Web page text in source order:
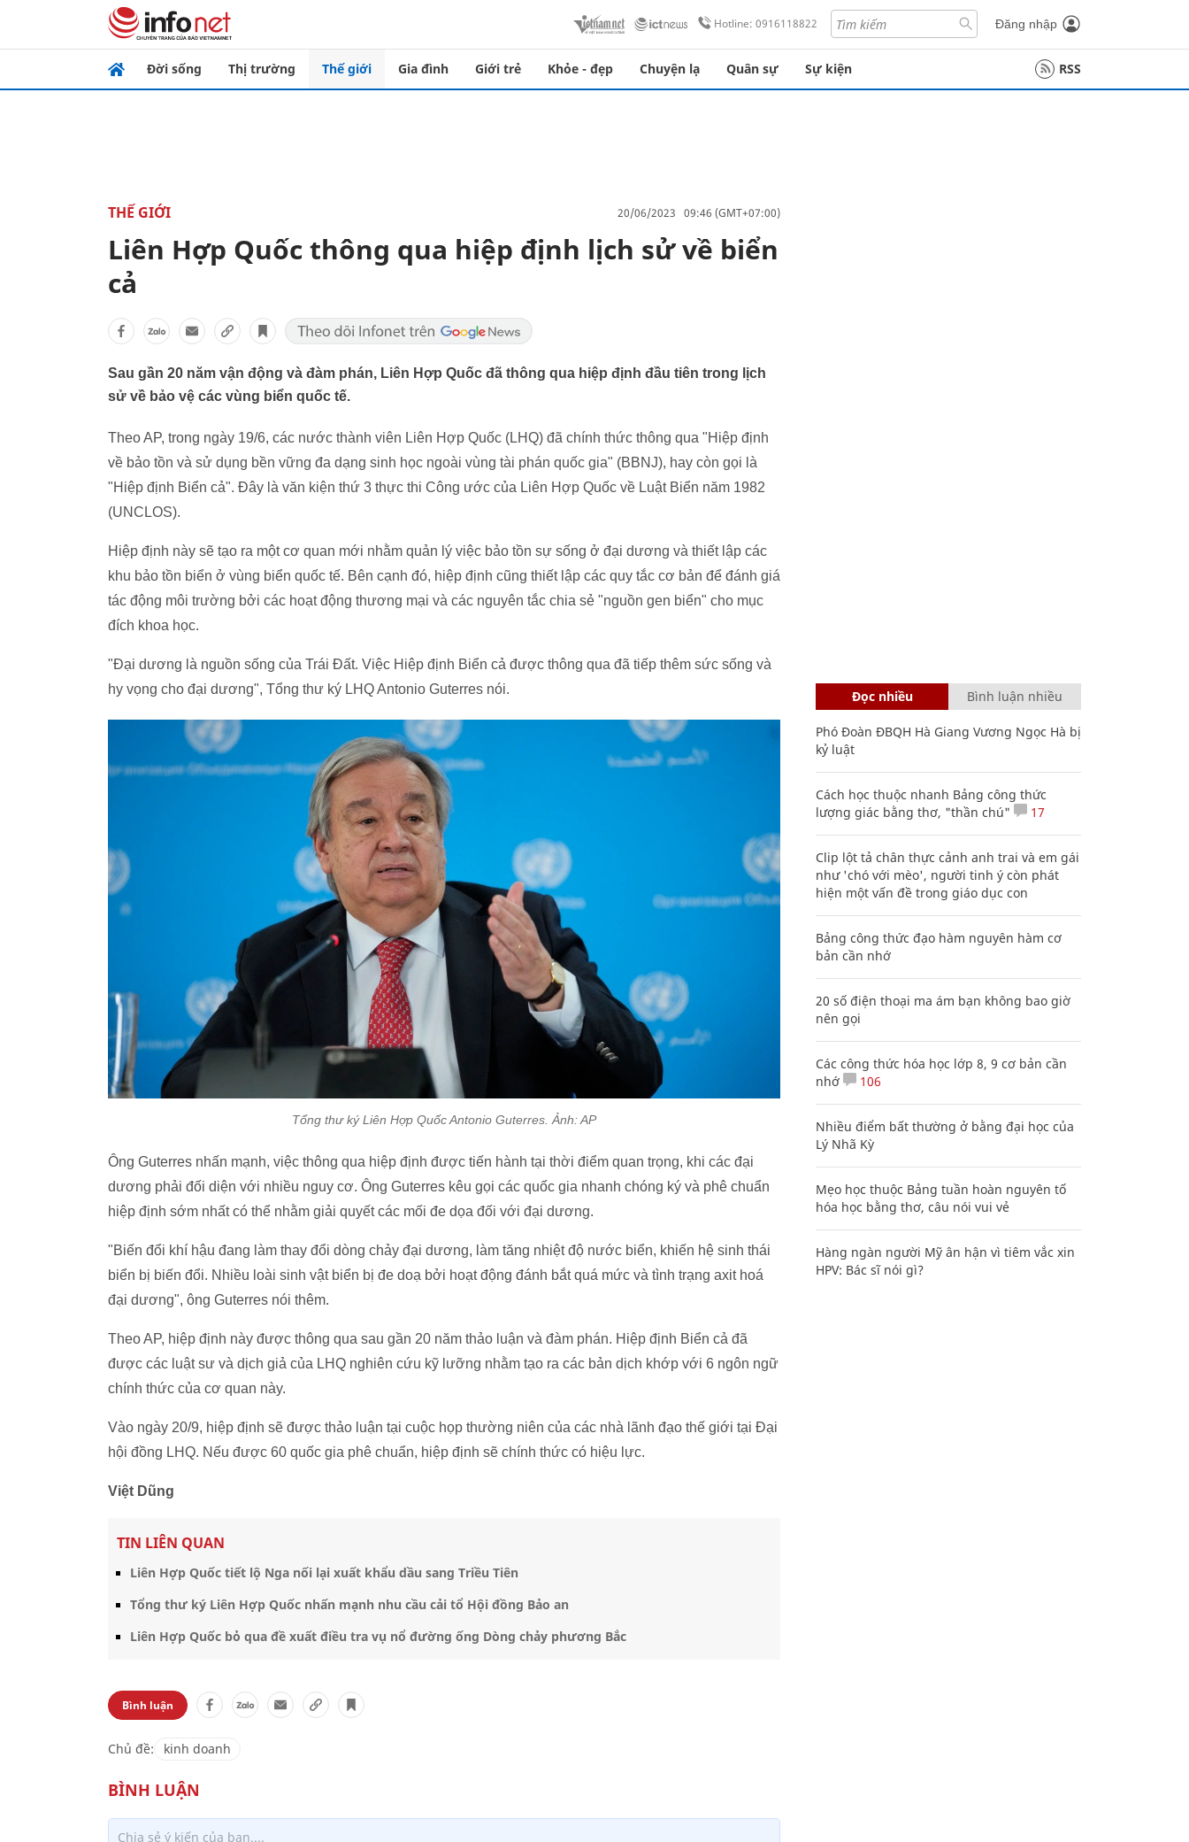
Hotline: 0916118822 Đăng nhập
Đời sống Thị trường Thế giới Gia đình Giới trẻ Khỏe - đẹp Chuyện lạ Quân sự Sự kiện RSS
THẾ GIỚI 20/06/2023 09:46 (GMT+07:00)
Liên Hợp Quốc thông qua hiệp định lịch sử về biển
cả
Sau gần 20 năm vận động và đàm phán, Liên Hợp Quốc đã thông qua hiệp định đầu tiên trong lịch
sử về bảo vệ các vùng biển quốc tế.
Theo AP, trong ngày 19/6, các nước thành viên Liên Hợp Quốc (LHQ) đã chính thức thông qua "Hiệp định
về bảo tồn và sử dụng bền vững đa dạng sinh học ngoài vùng tài phán quốc gia" (BBNJ), hay còn gọi là
"Hiệp định Biển cả". Đây là văn kiện thứ 3 thực thi Công ước của Liên Hợp Quốc về Luật Biển năm 1982
(UNCLOS).
Hiệp định này sẽ tạo ra một cơ quan mới nhằm quản lý việc bảo tồn sự sống ở đại dương và thiết lập các
khu bảo tồn biển ở vùng biển quốc tế. Bên cạnh đó, hiệp định cũng thiết lập các quy tắc cơ bản để đánh giá
tác động môi trường bởi các hoạt động thương mại và các nguyên tắc chia sẻ "nguồn gen biển" cho mục
đích khoa học.
"Đại dương là nguồn sống của Trái Đất. Việc Hiệp định Biển cả được thông qua đã tiếp thêm sức sống và
hy vọng cho đại dương", Tổng thư ký LHQ Antonio Guterres nói.
Tổng thư ký Liên Hợp Quốc Antonio Guterres. Ảnh: AP
Ông Guterres nhấn mạnh, việc thông qua hiệp định được tiến hành tại thời điểm quan trọng, khi các đại
dương phải đối diện với nhiều nguy cơ. Ông Guterres kêu gọi các quốc gia nhanh chóng ký và phê chuẩn
hiệp định sớm nhất có thể nhằm giải quyết các mối đe dọa đối với đại dương.
"Biến đổi khí hậu đang làm thay đổi dòng chảy đại dương, làm tăng nhiệt độ nước biển, khiến hệ sinh thái
biển bị biến đổi. Nhiều loài sinh vật biển bị đe doạ bởi hoạt động đánh bắt quá mức và tình trạng axit hoá
đại dương", ông Guterres nói thêm.
Theo AP, hiệp định này được thông qua sau gần 20 năm thảo luận và đàm phán. Hiệp định Biển cả đã
được các luật sư và dịch giả của LHQ nghiên cứu kỹ lưỡng nhằm tạo ra các bản dịch khớp với 6 ngôn ngữ
chính thức của cơ quan này.
Vào ngày 20/9, hiệp định sẽ được thảo luận tại cuộc họp thường niên của các nhà lãnh đạo thế giới tại Đại
hội đồng LHQ. Nếu được 60 quốc gia phê chuẩn, hiệp định sẽ chính thức có hiệu lực.
Việt Dũng
TIN LIÊN QUAN
Liên Hợp Quốc tiết lộ Nga nối lại xuất khẩu dầu sang Triều Tiên
Tổng thư ký Liên Hợp Quốc nhấn mạnh nhu cầu cải tổ Hội đồng Bảo an
Liên Hợp Quốc bỏ qua đề xuất điều tra vụ nổ đường ống Dòng chảy phương Bắc
Bình luận
Chủ đề: kinh doanh
Đọc nhiều Bình luận nhiều
Phó Đoàn ĐBQH Hà Giang Vương Ngọc Hà bị
kỷ luật
Cách học thuộc nhanh Bảng công thức
lượng giác bằng thơ, "thần chú"
17
Clip lột tả chân thực cảnh anh trai và em gái
như 'chó với mèo', người tinh ý còn phát
hiện một vấn đề trong giáo dục con
Bảng công thức đạo hàm nguyên hàm cơ
bản cần nhớ
20 số điện thoại ma ám bạn không bao giờ
nên gọi
Các công thức hóa học lớp 8, 9 cơ bản cần
nhớ
106
Nhiều điểm bất thường ở bằng đại học của
Lý Nhã Kỳ
Mẹo học thuộc Bảng tuần hoàn nguyên tố
hóa học bằng thơ, câu nói vui vẻ
Hàng ngàn người Mỹ ân hận vì tiêm vắc xin
HPV: Bác sĩ nói gì?